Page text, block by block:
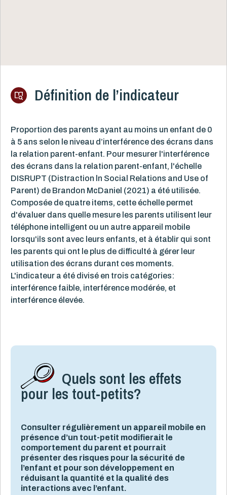
Définition de l’indicateur
Proportion des parents ayant au moins un enfant de 0
à 5 ans selon le niveau d’interférence des écrans dans
la relation parent-enfant. Pour mesurer l'interférence
des écrans dans la relation parent-enfant, l'échelle
DISRUPT (Distraction ln Social Relations and Use of
Parent) de Brandon McDaniel (2021) a été utilisée.
Composée de quatre items, cette échelle permet
d'évaluer dans quelle mesure les parents utilisent leur
téléphone intelligent ou un autre appareil mobile
lorsqu'ils sont avec leurs enfants, et à établir qui sont
les parents qui ont le plus de difficulté à gérer leur
utilisation des écrans durant ces moments.
L'indicateur a été divisé en trois catégories:
interférence faible, interférence modérée, et
interférence élevée.
Quels sont les effets
pour les tout-petits?
Consulter régulièrement un appareil mobile en
présence d’un tout-petit modifierait le
comportement du parent et pourrait
présenter des risques pour la sécurité de
l’enfant et pour son développement en
réduisant la quantité et la qualité des
interactions avec l’enfant.